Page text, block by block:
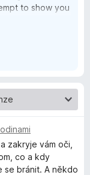
to show you
zakryje vám oči,
co a kdy
se bránit. A někdo